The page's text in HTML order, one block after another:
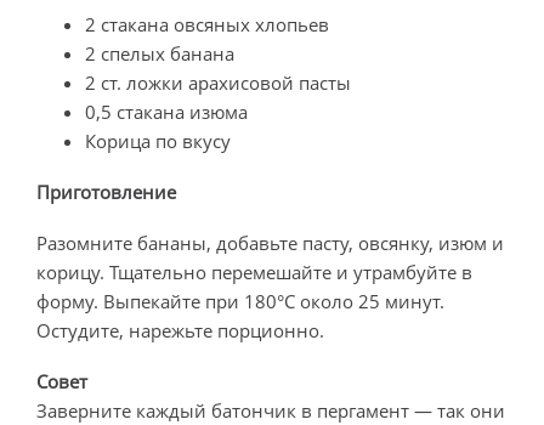
2 стакана овсяных хлопьев
2 спелых банана
2 ст. ложки арахисовой пасты
0,5 стакана изюма
Корица по вкусу
Приготовление
Разомните бананы, добавьте пасту, овсянку, изюм и
корицу. Тщательно перемешайте и утрамбуйте в
форму. Выпекайте при 180°C около 25 минут.
Остудите, нарежьте порционно.
Совет
Заверните каждый батончик в пергамент — так они